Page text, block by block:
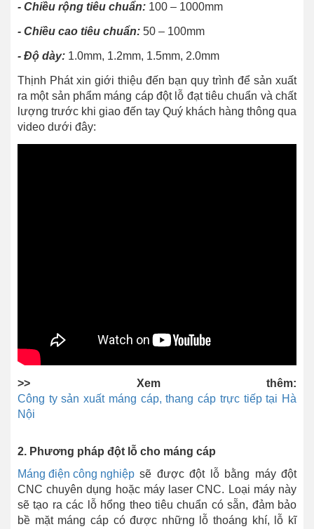
- Chiều rộng tiêu chuẩn: 100 – 1000mm
- Chiều cao tiêu chuẩn: 50 – 100mm
- Độ dày: 1.0mm, 1.2mm, 1.5mm, 2.0mm
Thịnh Phát xin giới thiệu đến bạn quy trình để sản xuất
ra một sản phẩm máng cáp đột lỗ đạt tiêu chuẩn và chất
lượng trước khi giao đến tay Quý khách hàng thông qua
video dưới đây:
>> Xem thêm:
Công ty sản xuất máng cáp, thang cáp trực tiếp tại Hà
Nội
2. Phương pháp đột lỗ cho máng cáp
Máng điện công nghiệp sẽ được đột lỗ bằng máy đột
CNC chuyên dụng hoặc máy laser CNC. Loại máy này
sẽ tạo ra các lỗ hổng theo tiêu chuẩn có sẵn, đảm bảo
bề mặt máng cáp có được những lỗ thoáng khí, lỗ kĩ